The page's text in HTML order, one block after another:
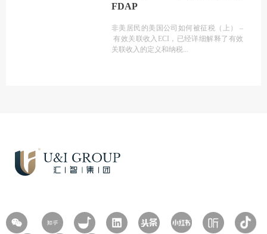
FDAP
非美居民的美国公司如何被征税（上） –
有效关联收入ECI，已经详细解释了有效
关联收入的定义和纳税